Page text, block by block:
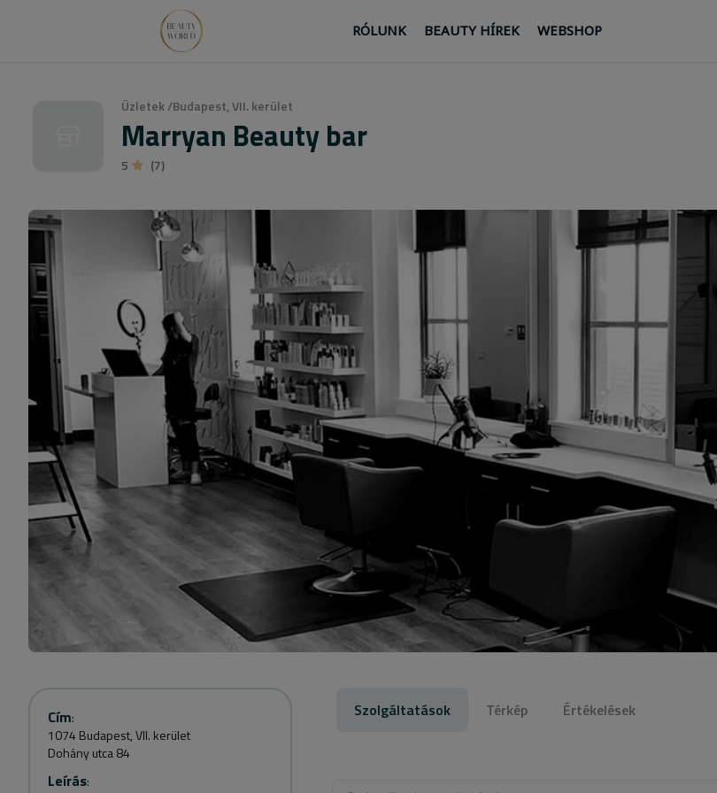
RÓLUNK BEAUTY HÍREK WEBSHOP
Üzletek/Budapest, VII. kerület
Marryan Beauty bar
5 (7)
Cím:
1074 Budapest, VII. kerület
Dohány utca 84
Leírás:
Szolgáltatások Térkép Értékelések